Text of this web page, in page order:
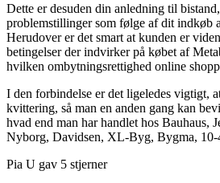
Dette er desuden din anledning til
problemstillinger som følge af dit indkøb
Herudover er det smart at kunden er
betingelser der indvirker på købet af
hvilken ombytningsrettighed online
I den forbindelse er det ligeledes vigtigt,
kvittering, så man en anden gang kan
hvad end man har handlet hos Bauhaus,
Nyborg, Davidsen, XL-Byg, Bygma, 10-
Pia U gav 5 stjerner